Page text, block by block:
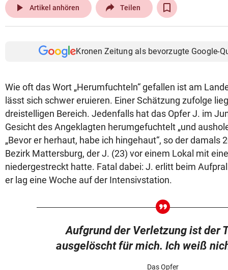
play_arrow Artikel anhören Teilen
Kronen Zeitung als bevorzugte Google-
Wie oft das Wort „Herumfuchteln“ gefallen ist am
lässt sich schwer eruieren. Einer Schätzung zufolge
dreistelligen Bereich. Jedenfalls hat das Opfer J. im
Gesicht des Angeklagten herumgefuchtelt „und
„Bevor er herhaut, habe ich hingehaut“, so der damals
Bezirk Mattersburg, der J. (23) vor einem Lokal mit
niedergestreckt hatte. Fatal dabei: J. erlitt beim
er lag eine Woche auf der Intensivstation.
Aufgrund der Verletzung ist der
ausgelöscht für mich. Ich weiß
Das Opfer